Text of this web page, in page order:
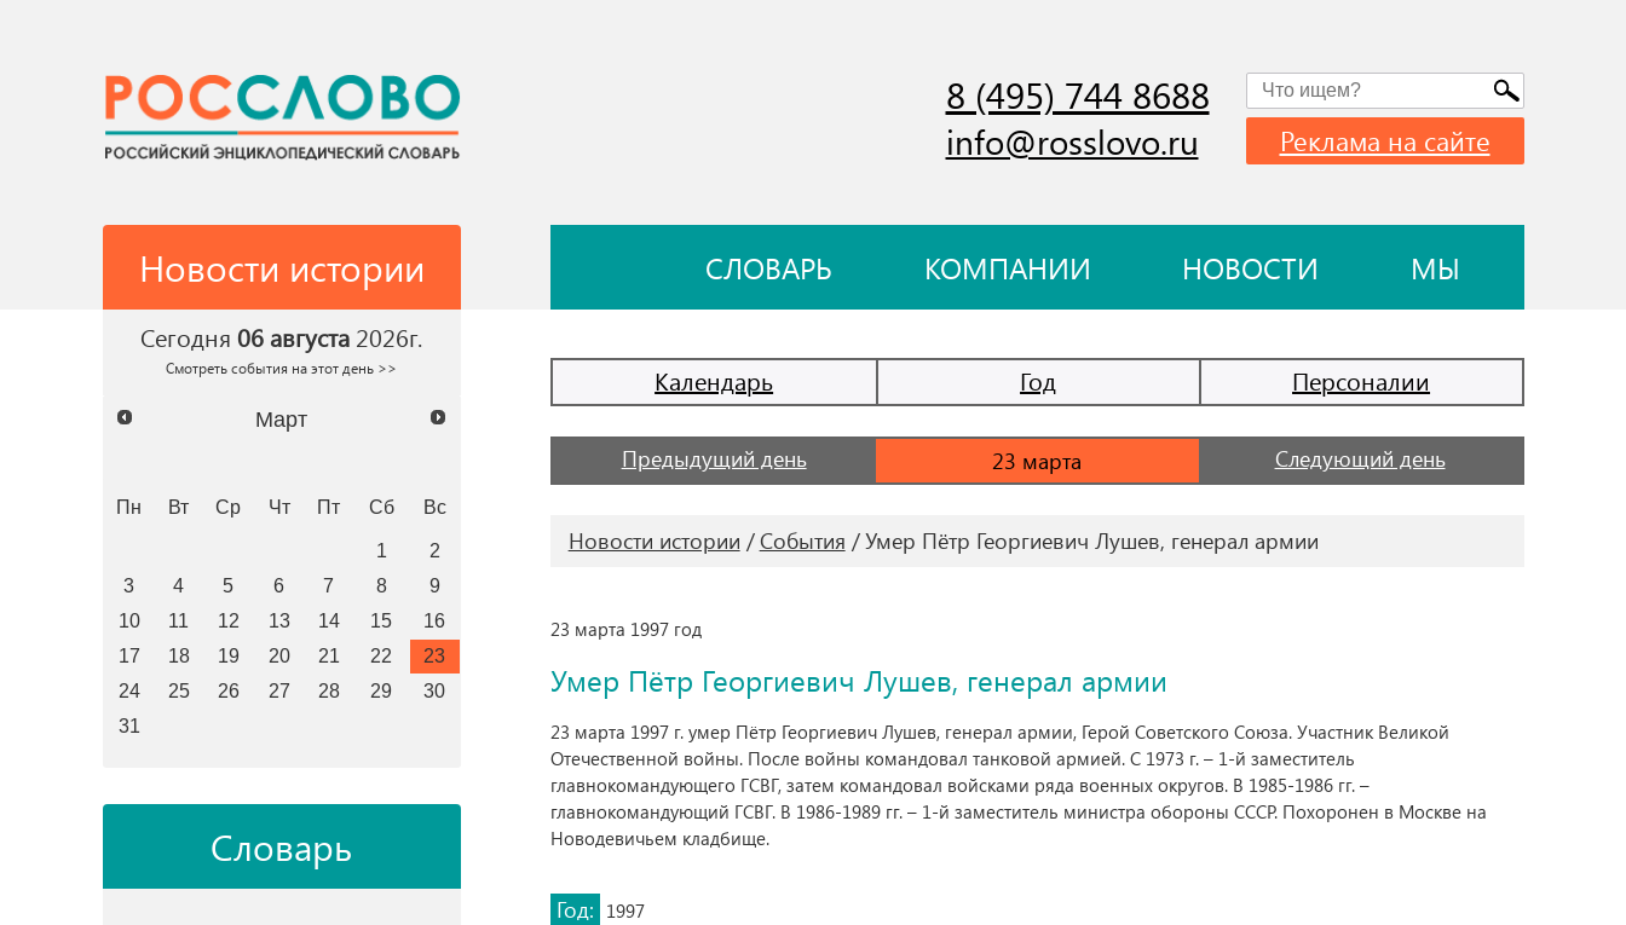
8 (495) 744 8688
info@rosslovo.ru Реклама на сайте
Новости истории СЛОВАРЬ КОМПАНИИ НОВОСТИ МЫ
Сегодня 06 августа 2026г.
Смотреть события на этот день >>
Март
Пн Вт Ср Чт Пт Сб Вс
1
2
3
4 5 6 7 8
9
10
11 12 13 14 15
16
17
18 19 20 21 22
23
24
25 26 27 28 29
30
31
Словарь
Календарь Год Персоналии
Предыдущий день Следующий день
Новости истории События Умер Пётр Георгиевич Лушев, генерал армии
23 марта 1997 год
Умер Пётр Георгиевич Лушев, генерал армии
23 марта 1997 г. умер Пётр Георгиевич Лушев, генерал армии, Герой Советского Союза. Участник Великой
Отечественной войны. После войны командовал танковой армией. С 1973 г. – 1-й заместитель
главнокомандующего ГСВГ, затем командовал войсками ряда военных округов. В 1985-1986 гг. –
главнокомандующий ГСВГ. В 1986-1989 гг. – 1-й заместитель министра обороны СССР. Похоронен в Москве на
Новодевичьем кладбище.
Год: 1997